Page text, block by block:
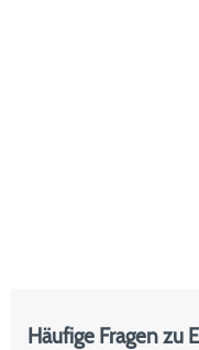
Häufige Fragen zu